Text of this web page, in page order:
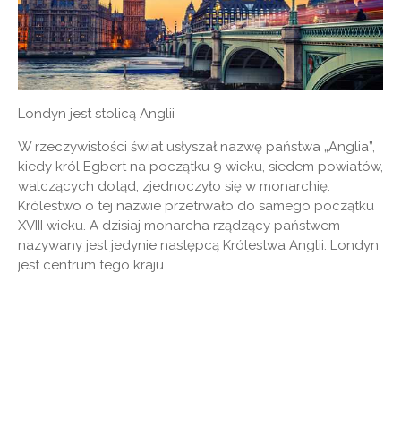
Londyn jest stolicą Anglii
W rzeczywistości świat usłyszał nazwę państwa „Anglia”,
kiedy król Egbert na początku 9 wieku, siedem powiatów,
walczących dotąd, zjednoczyło się w monarchię.
Królestwo o tej nazwie przetrwało do samego początku
XVIII wieku. A dzisiaj monarcha rządzący państwem
nazywany jest jedynie następcą Królestwa Anglii. Londyn
jest centrum tego kraju.